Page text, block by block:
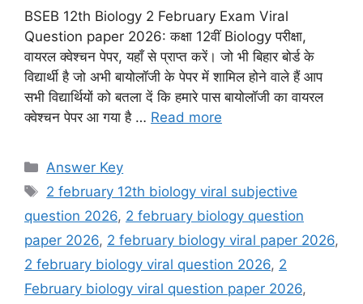
BSEB 12th Biology 2 February Exam Viral
Question paper 2026: कक्षा 12वीं Biology परीक्षा,
वायरल क्वेश्चन पेपर, यहाँ से प्राप्त करें। जो भी बिहार बोर्ड के
विद्यार्थी है जो अभी बायोलॉजी के पेपर में शामिल होने वाले हैं आप
सभी विद्यार्थियों को बतला दें कि हमारे पास बायोलॉजी का वायरल
क्वेश्चन पेपर आ गया है … Read more
Categories
Answer Key
Tags
2 february 12th biology viral subjective
question 2026, 2 february biology question
paper 2026, 2 february biology viral paper 2026,
2 february biology viral question 2026, 2
February biology viral question paper 2026,